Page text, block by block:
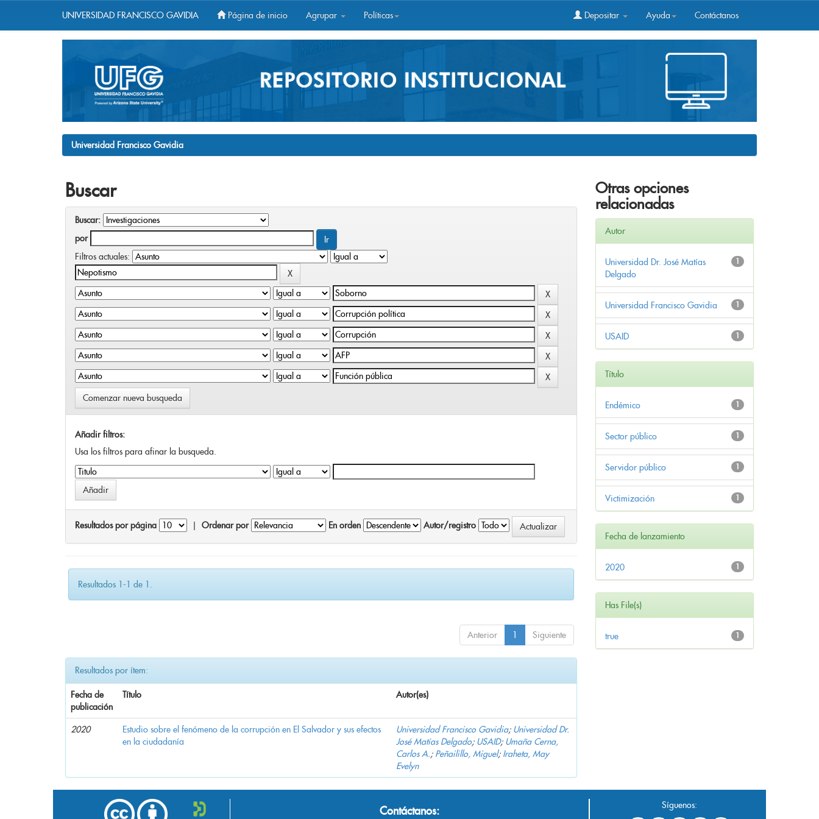
UNIVERSIDAD FRANCISCO GAVIDIA Página de inicio Agrupar Políticas Depositar Ayuda Contáctanos
Universidad Francisco Gavidia
Buscar
Buscar:
por
Filtros actuales:
Comenzar nueva busqueda
Añadir filtros:
Usa los filtros para afinar la busqueda.
Resultados por página Ordenar por En orden Autor/registro
Resultados 1-1 de 1.
Anterior 1 Siguiente
Resultados por ítem:
Fecha de
publicación
Título Autor(es)
2020
Estudio sobre el fenómeno de la corrupción en El Salvador y sus efectos
en la ciudadanía
Universidad Francisco Gavidia; Universidad Dr.
José Matías Delgado; USAID; Umaña Cerna,
Carlos A.; Peñailillo, Miguel; Iraheta, May
Evelyn
Otras opciones
relacionadas
Autor
1
Universidad Dr. José Matías
Delgado
1
Universidad Francisco Gavidia
1
USAID
Título
1
Endémico
1
Sector público
1
Servidor público
1
Victimización
Fecha de lanzamiento
1
2020
Has File(s)
1
true
Contáctanos: Síguenos: